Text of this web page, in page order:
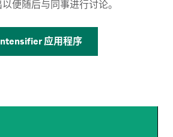
便随后与同事进行讨论。
应用程序